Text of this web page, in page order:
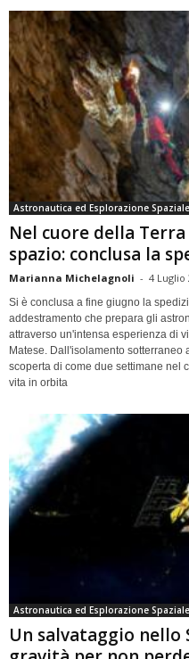
Astronautica ed Esplorazione Spaziale
Nel cuore della
spazio: conclusa la
Marianna Michelagnoli - 4 Luglio
Si è conclusa a fine giugno la
addestramento che prepara gli
attraverso un'intensa esperienza di
Matese. Dall'isolamento sotterraneo
scoperta di come due settimane nel
vita in orbita
Astronautica ed Esplorazione Spaziale
Un salvataggio nello